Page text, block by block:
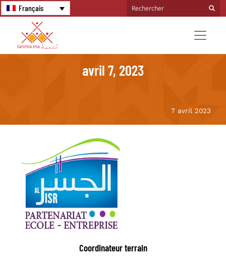
Français
avril 7, 2023
7 avril 2023
Coordinateur terrain